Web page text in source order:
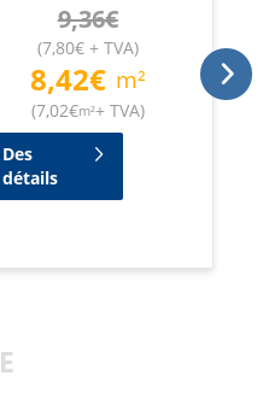
9,36€
(7,80€+ TVA)
8,42€ m²
(7,02€m²+ TVA)
Des
détails